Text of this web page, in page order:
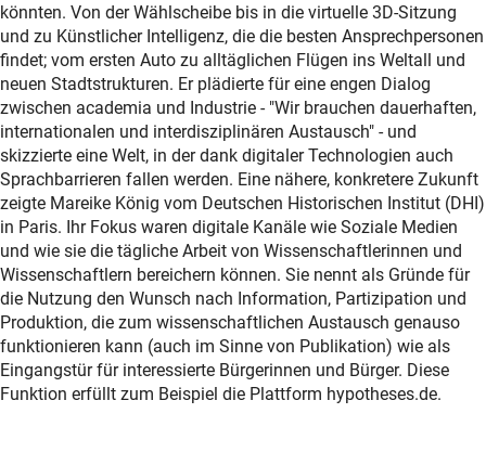
könnten. Von der Wählscheibe bis in die virtuelle 3D-Sitzung
und zu Künstlicher Intelligenz, die die besten Ansprechpersonen
findet; vom ersten Auto zu alltäglichen Flügen ins Weltall und
neuen Stadtstrukturen. Er plädierte für eine engen Dialog
zwischen academia und Industrie - "Wir brauchen dauerhaften,
internationalen und interdisziplinären Austausch" - und
skizzierte eine Welt, in der dank digitaler Technologien auch
Sprachbarrieren fallen werden. Eine nähere, konkretere Zukunft
zeigte Mareike König vom Deutschen Historischen Institut (DHI)
in Paris. Ihr Fokus waren digitale Kanäle wie Soziale Medien
und wie sie die tägliche Arbeit von Wissenschaftlerinnen und
Wissenschaftlern bereichern können. Sie nennt als Gründe für
die Nutzung den Wunsch nach Information, Partizipation und
Produktion, die zum wissenschaftlichen Austausch genauso
funktionieren kann (auch im Sinne von Publikation) wie als
Eingangstür für interessierte Bürgerinnen und Bürger. Diese
Funktion erfüllt zum Beispiel die Plattform hypotheses.de.